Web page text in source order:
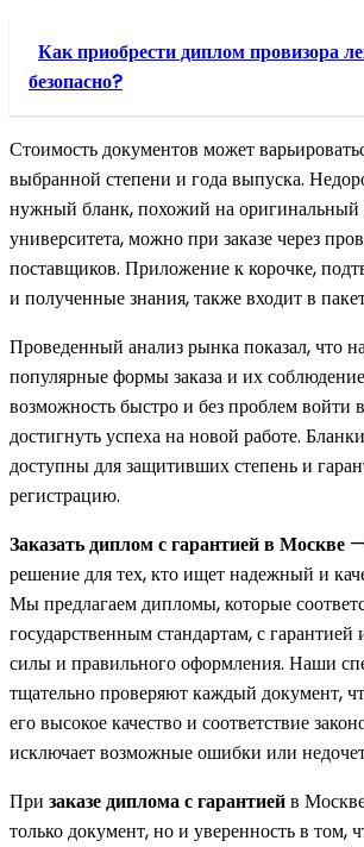
Как приобрести диплом провизора
безопасно?
Стоимость документов может
выбранной степени и года выпуска.
нужный бланк, похожий на оригинальный
университета, можно при заказе через
поставщиков. Приложение к корочке,
и полученные знания, также входит в
Проведенный анализ рынка показал, что
популярные формы заказа и их
возможность быстро и без проблем войти
достигнуть успеха на новой работе.
доступны для защитивших степень и
регистрацию.
Заказать диплом с гарантией в Москве
решение для тех, кто ищет надежный и
Мы предлагаем дипломы, которые
государственным стандартам, с
силы и правильного оформления. Наши
тщательно проверяют каждый документ,
его высокое качество и соответствие
исключает возможные ошибки или
При заказе диплома с гарантиейв
только документ, но и уверенность в том,